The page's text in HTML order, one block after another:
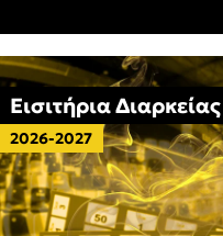
Εισιτήρια Διαρκείας
2026-2027